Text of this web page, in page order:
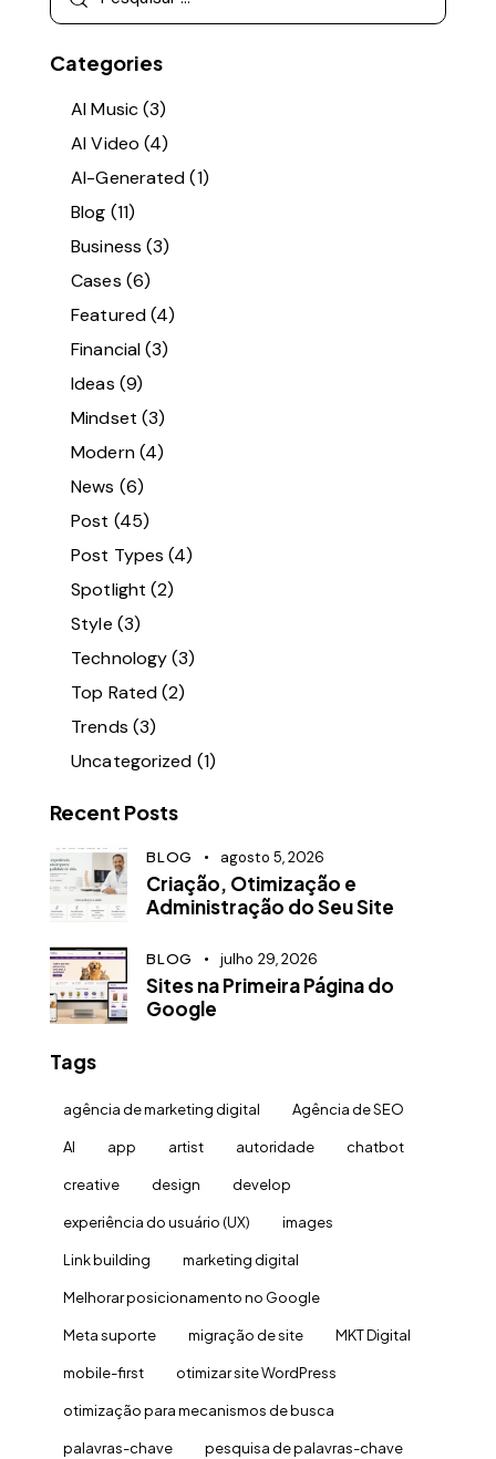
Categories
AI Music(3)
AI Video (4)
AI-Generated(1)
Blog (11)
Business (3)
Cases (6)
Featured(4)
Financial(3)
Ideas (9)
Mindset (3)
Modern(4)
News (6)
Post (45)
Post Types (4)
Spotlight (2)
Style (3)
Technology(3)
Top Rated(2)
Trends (3)
Uncategorized (1)
Recent Posts
BLOG agosto 5, 2026
Criação, Otimização e
Administração do Seu Site
BLOG julho 29, 2026
Sites na Primeira Página do
Google
Tags
agência de marketing digital Agência de SEO
AI app artist autoridade chatbot
creative design develop
experiência do usuário (UX) images
Link building marketing digital
Melhorar posicionamento no Google
Meta suporte migração de site MKT Digital
mobile-first otimizar site WordPress
otimização para mecanismos de busca
palavras-chave pesquisa de palavras-chave